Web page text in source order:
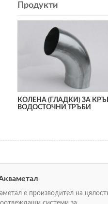
Продукти
КОЛЕНА (ГЛАДКИ) ЗА
ВОДОСТОЧНИ ТРЪБИ
е производител на